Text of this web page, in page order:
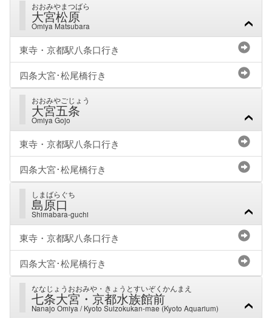
おおみやまつばら
大宮松原
Omiya Matsubara
東寺・京都駅八条口行き
四条大宮･松尾橋行き
おおみやごじょう
大宮五条
Omiya Gojo
東寺・京都駅八条口行き
四条大宮･松尾橋行き
しまばらぐち
島原口
Shimabara-guchi
東寺・京都駅八条口行き
四条大宮･松尾橋行き
ななじょうおおみや・きょうとすいぞくかんまえ
七条大宮・京都水族館前
Nanajo Omiya / Kyoto Suizokukan-mae (Kyoto Aquarium)